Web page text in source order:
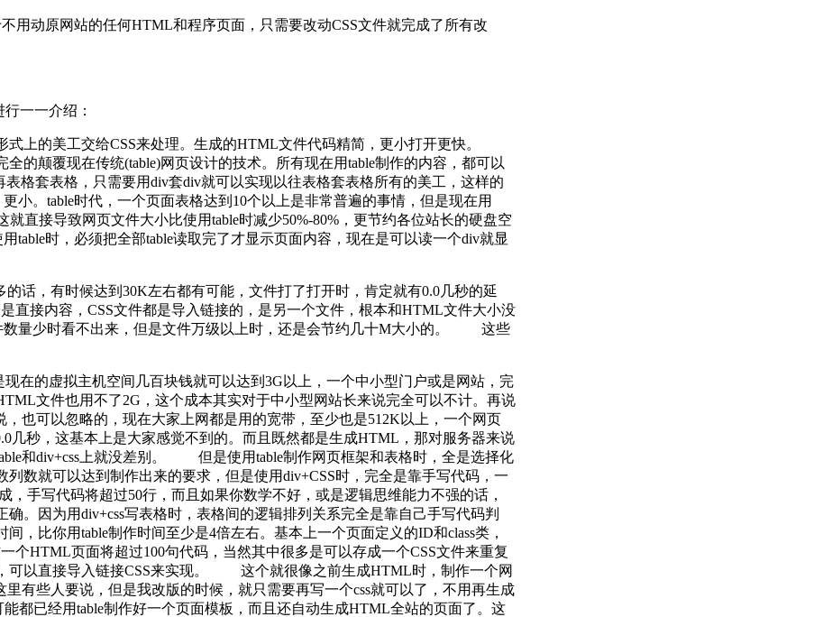
用动原网站的任何HTML和程序页面，只需要改动CSS文件就完成了所有改
进行一一介绍：
式上的美工交给CSS来处理。生成的HTML文件代码精简，更小打开更快。
的颠覆现在传统(table)网页设计的技术。所有现在用table制作的内容，都可以
格套表格，只需要用div套div就可以实现以往表格套表格所有的美工，这样的
小。table时代，一个页面表格达到10个以上是非常普遍的事情，但是现在用
直接导致网页文件大小比使用table时减少50%-80%，更节约各位站长的硬盘空
table时，必须把全部table读取完了才显示页面内容，现在是可以读一个div就显
。
话，有时候达到30K左右都有可能，文件打了打开时，肯定就有0.0几秒的延
直接内容，CSS文件都是导入链接的，是另一个文件，根本和HTML文件大小没
数量少时看不出来，但是文件万级以上时，还是会节约几十M大小的。 这些
在的虚拟主机空间几百块钱就可以达到3G以上，一个中小型门户或是网站，完
文件也用不了2G，这个成本其实对于中小型网站长来说完全可以不计。再说
也可以忽略的，现在大家上网都是用的宽带，至少也是512K以上，一个网页
几秒，这基本上是大家感觉不到的。而且既然都是生成HTML，那对服务器来说
和div+css上就没差别。 但是使用table制作网页框架和表格时，全是选择化
数就可以达到制作出来的要求，但是使用div+CSS时，完全是靠手写代码，一
手写代码将超过50行，而且如果你数学不好，或是逻辑思维能力不强的话，
。因为用div+css写表格时，表格间的逻辑排列关系完全是靠自己手写代码判
，比你用table制作时间至少是4倍左右。基本上一个页面定义的ID和class类，
个HTML页面将超过100句代码，当然其中很多是可以存成一个CSS文件来重复
可以直接导入链接CSS来实现。 这个就很像之前生成HTML时，制作一个网
有些人要说，但是我改版的时候，就只需要再写一个css就可以了，不用再生成
都已经用table制作好一个页面模板，而且还自动生成HTML全站的页面了。这